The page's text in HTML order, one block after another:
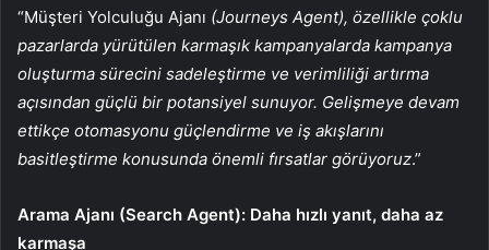
“Müşteri Yolculuğu Ajanı (Journeys Agent), özellikle çoklu
pazarlarda yürütülen karmaşık kampanyalarda kampanya
oluşturma sürecini sadeleştirme ve verimliliği artırma
açısından güçlü bir potansiyel sunuyor. Gelişmeye devam
ettikçe otomasyonu güçlendirme ve iş akışlarını
basitleştirme konusunda önemli fırsatlar görüyoruz.”
Arama Ajanı (Search Agent): Daha hızlı yanıt, daha az
karmaşa